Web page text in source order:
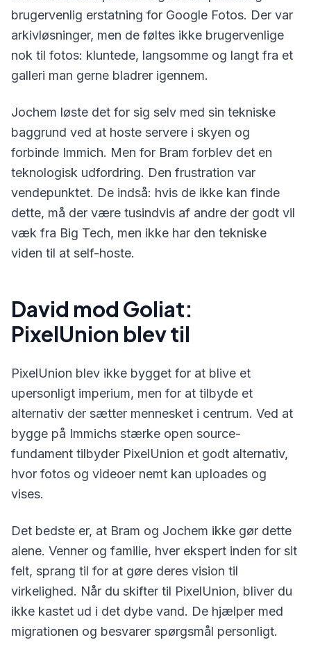
brugervenlig erstatning for Google Fotos. Der var
arkivløsninger, men de føltes ikke brugervenlige
nok til fotos: kluntede, langsomme og langt fra et
galleri man gerne bladrer igennem.
Jochem løste det for sig selv med sin tekniske
baggrund ved at hoste servere i skyen og
forbinde Immich. Men for Bram forblev det en
teknologisk udfordring. Den frustration var
vendepunktet. De indså: hvis de ikke kan finde
dette, må der være tusindvis af andre der godt vil
væk fra Big Tech, men ikke har den tekniske
viden til at self-hoste.
David mod Goliat:
PixelUnion blev til
PixelUnion blev ikke bygget for at blive et
upersonligt imperium, men for at tilbyde et
alternativ der sætter mennesket i centrum. Ved at
bygge på Immichs stærke open source-
fundament tilbyder PixelUnion et godt alternativ,
hvor fotos og videoer nemt kan uploades og
vises.
Det bedste er, at Bram og Jochem ikke gør dette
alene. Venner og familie, hver ekspert inden for sit
felt, sprang til for at gøre deres vision til
virkelighed. Når du skifter til PixelUnion, bliver du
ikke kastet ud i det dybe vand. De hjælper med
migrationen og besvarer spørgsmål personligt.